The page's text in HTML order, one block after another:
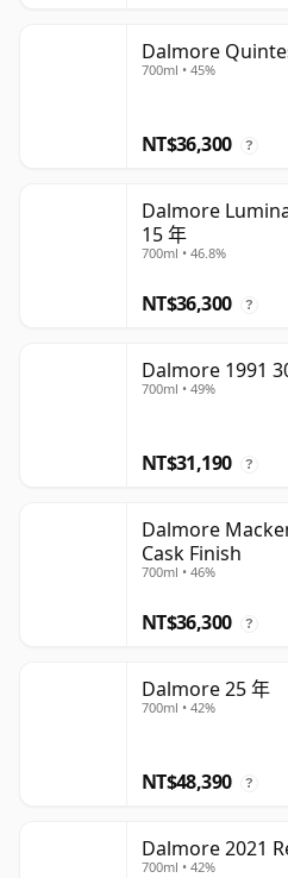
Dalmore
700ml • 45%
NT$36,300 ?
Dalmore
15 年
700ml • 46.8%
NT$36,300 ?
Dalmore 1991
700ml • 49%
NT$31,190 ?
Dalmore
Cask Finish
700ml • 46%
NT$36,300 ?
Dalmore 25 年
700ml • 42%
NT$48,390 ?
Dalmore 2021
700ml • 42%